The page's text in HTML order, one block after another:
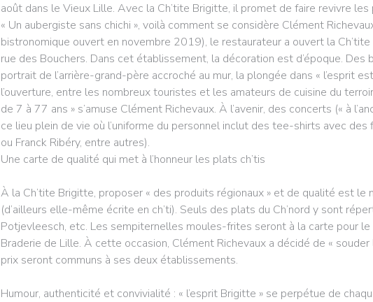
août dans le Vieux Lille. Avec la Ch’tite Brigitte, il promet de faire revivre
« Un aubergiste sans chichi », voilà comment se considère Clément
bistronomique ouvert en novembre 2019), le restaurateur a ouvert la
rue des Bouchers. Dans cet établissement, la décoration est d’époque. Des
portrait de l’arrière-grand-père accroché au mur, la plongée dans « l’esprit
l’ouverture, entre les nombreux touristes et les amateurs de cuisine du
de 7 à 77 ans » s’amuse Clément Richevaux. À l’avenir, des concerts (« à
ce lieu plein de vie où l’uniforme du personnel inclut des tee-shirts avec
ou Franck Ribéry, entre autres).
Une carte de qualité qui met à l’honneur les plats ch’tis
À la Ch’tite Brigitte, proposer « des produits régionaux » et de qualité est le
(d’ailleurs elle-même écrite en ch’ti). Seuls des plats du Ch’nord y sont
Potjevleesch, etc. Les sempiternelles moules-frites seront à la carte pour le
Braderie de Lille. À cette occasion, Clément Richevaux a décidé de «
prix seront communs à ses deux établissements.
Humour, authenticité et convivialité : « l’esprit Brigitte » se perpétue de